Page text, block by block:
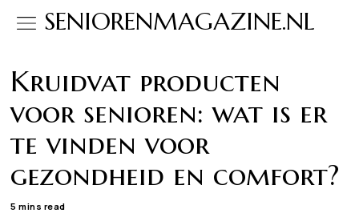
SENIORENMAGAZINE.NL
Kruidvat producten
voor senioren: wat is er
te vinden voor
gezondheid en comfort?
5 mins read